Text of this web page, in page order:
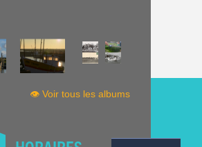
👁 Voir tous les albums